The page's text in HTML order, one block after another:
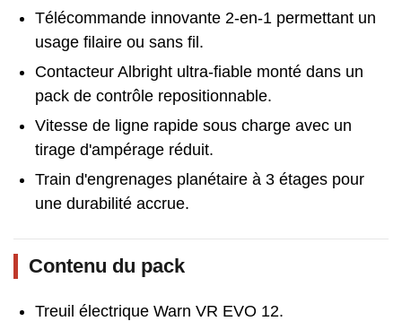
Télécommande innovante 2-en-1 permettant un
usage filaire ou sans fil.
Contacteur Albright ultra-fiable monté dans un
pack de contrôle repositionnable.
Vitesse de ligne rapide sous charge avec un
tirage d'ampérage réduit.
Train d'engrenages planétaire à 3 étages pour
une durabilité accrue.
Contenu du pack
Treuil électrique Warn VR EVO 12.